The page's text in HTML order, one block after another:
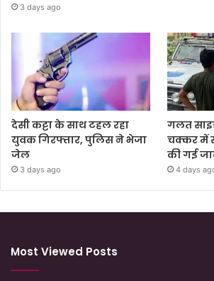
3 days ago
देसी कट्टा के साथ टहल रहा
युवक गिरफ्तार, पुलिस ने भेजा
जेल
3 days ago
गलत
चक्कर में
की गई
4 days
Most Viewed Posts